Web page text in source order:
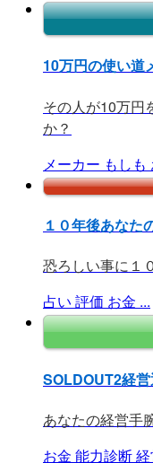
10万円の使い道
その人が10万円
か？
メーカー もしも
１０年後あなた
恐ろしい事に１
占い 評価 お金 ...
SOLDOUT2経
あなたの経営手
お金 能力診断